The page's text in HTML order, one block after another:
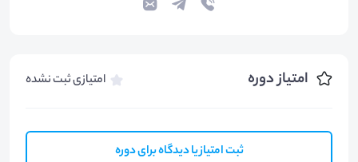
امتیاز دوره امتیازی ثبت نشده
ثبت امتیاز یا دیدگاه برای دوره